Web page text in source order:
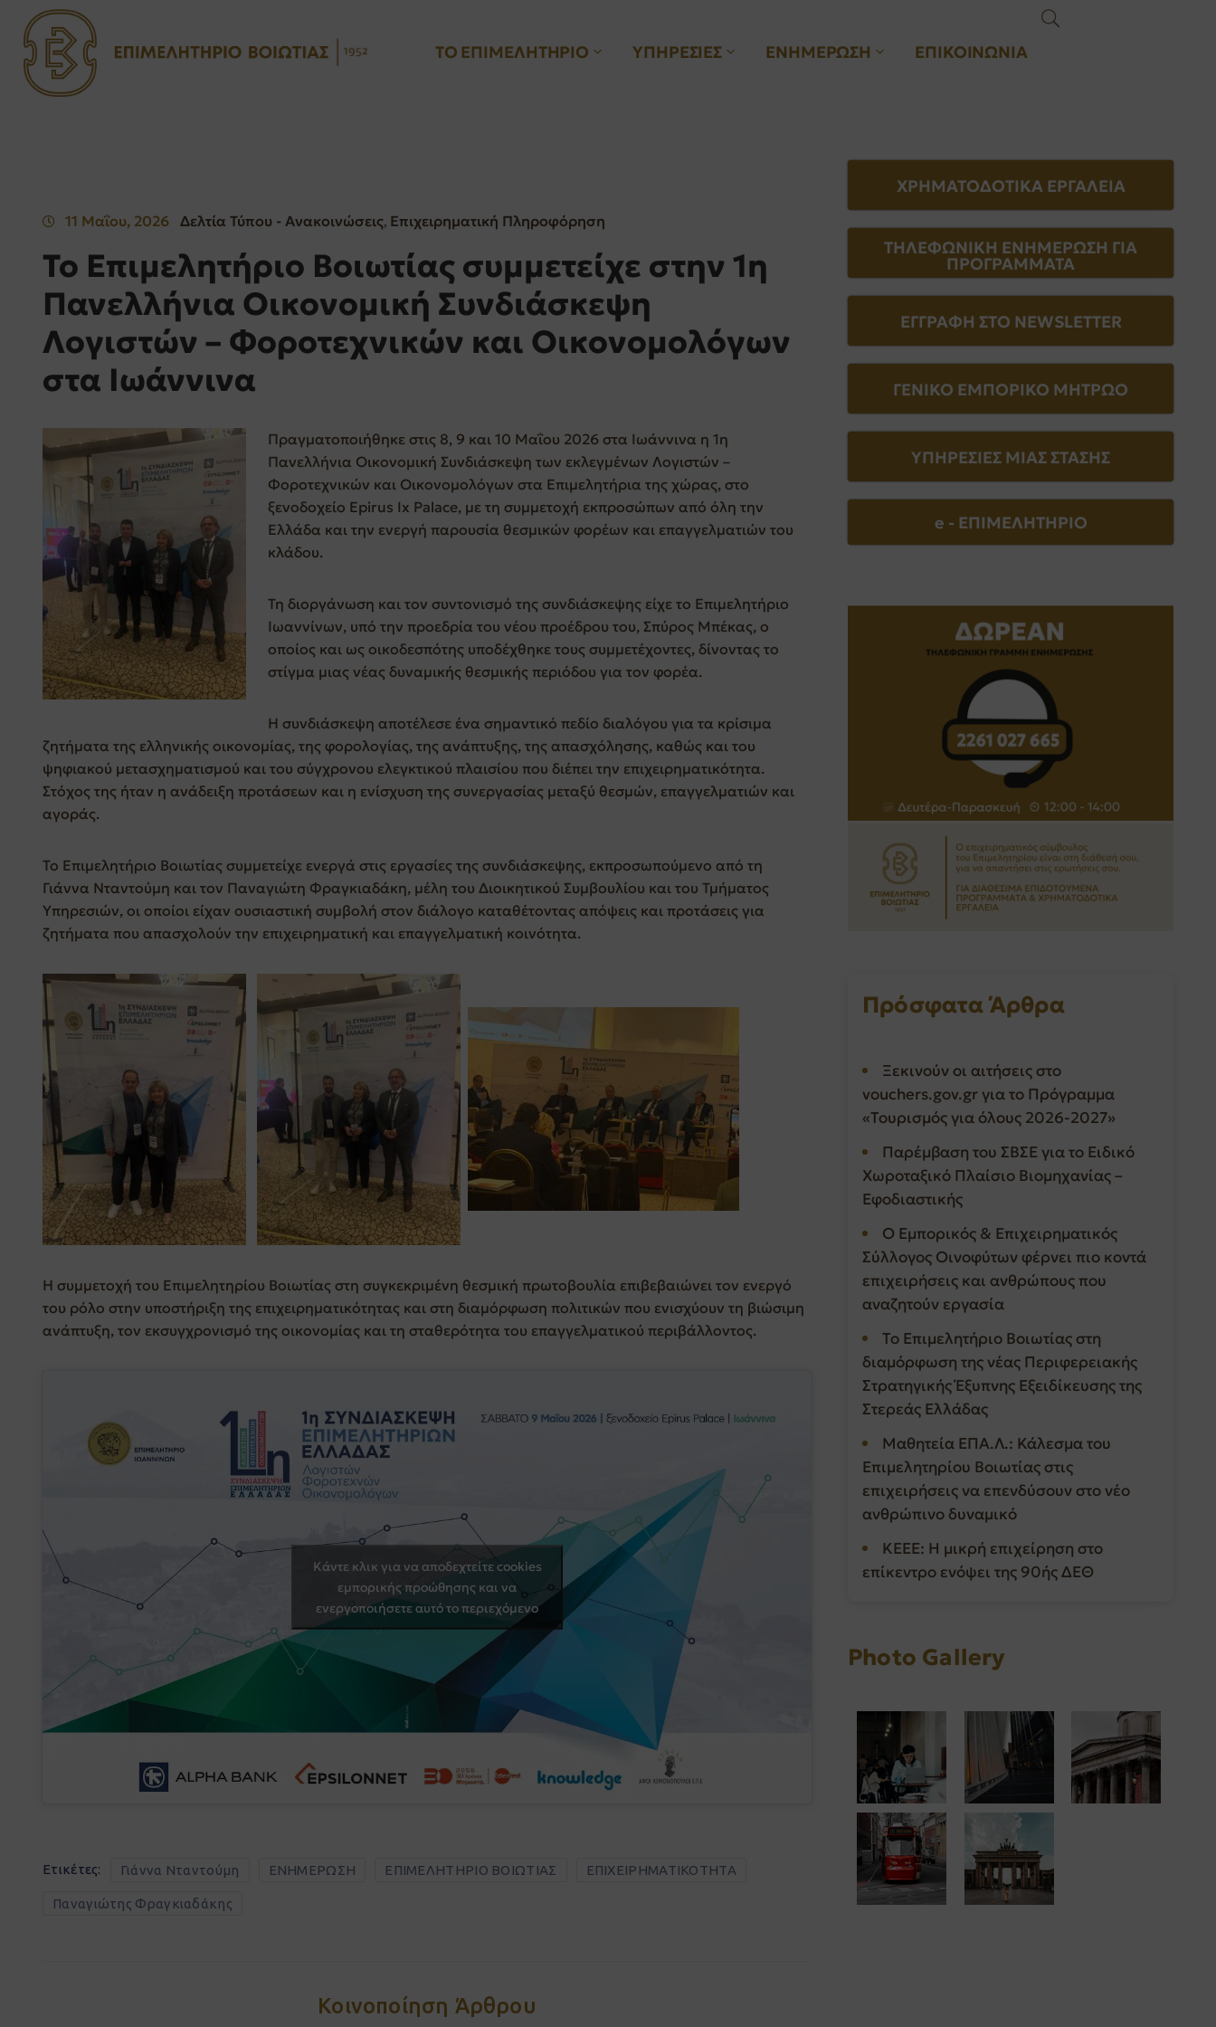
ΤΟ ΕΠΙΜΕΛΗΤΗΡΙΟ ΥΠΗΡΕΣΙΕΣ ΕΝΗΜΕΡΩΣΗ ΕΠΙΚΟΙΝΩΝΙΑ
11 Μαΐου, 2026 Δελτία Τύπου - Ανακοινώσεις‚ Επιχειρηματική Πληροφόρηση
Το Επιμελητήριο Βοιωτίας συμμετείχε στην 1η
Πανελλήνια Οικονομική Συνδιάσκεψη
Λογιστών – Φοροτεχνικών και Οικονομολόγων
στα Ιωάννινα
Πραγματοποιήθηκε στις 8, 9 και 10 Μαΐου 2026 στα Ιωάννινα η 1η
Πανελλήνια Οικονομική Συνδιάσκεψη των εκλεγμένων Λογιστών –
Φοροτεχνικών και Οικονομολόγων στα Επιμελητήρια της χώρας, στο
ξενοδοχείο Epirus Ix Palace, με τη συμμετοχή εκπροσώπων από όλη την
Ελλάδα και την ενεργή παρουσία θεσμικών φορέων και επαγγελματιών του
κλάδου.
Τη διοργάνωση και τον συντονισμό της συνδιάσκεψης είχε το Επιμελητήριο
Ιωαννίνων, υπό την προεδρία του νέου προέδρου του, Σπύρος Μπέκας, ο
οποίος και ως οικοδεσπότης υποδέχθηκε τους συμμετέχοντες, δίνοντας το
στίγμα μιας νέας δυναμικής θεσμικής περιόδου για τον φορέα.
Η συνδιάσκεψη αποτέλεσε ένα σημαντικό πεδίο διαλόγου για τα κρίσιμα
ζητήματα της ελληνικής οικονομίας, της φορολογίας, της ανάπτυξης, της απασχόλησης, καθώς και του
ψηφιακού μετασχηματισμού και του σύγχρονου ελεγκτικού πλαισίου που διέπει την επιχειρηματικότητα.
Στόχος της ήταν η ανάδειξη προτάσεων και η ενίσχυση της συνεργασίας μεταξύ θεσμών, επαγγελματιών και
αγοράς.
Το Επιμελητήριο Βοιωτίας συμμετείχε ενεργά στις εργασίες της συνδιάσκεψης, εκπροσωπούμενο από τη
Γιάννα Νταντούμη και τον Παναγιώτη Φραγκιαδάκη, μέλη του Διοικητικού Συμβουλίου και του Τμήματος
Υπηρεσιών, οι οποίοι είχαν ουσιαστική συμβολή στον διάλογο καταθέτοντας απόψεις και προτάσεις για
ζητήματα που απασχολούν την επιχειρηματική και επαγγελματική κοινότητα.
Η συμμετοχή του Επιμελητηρίου Βοιωτίας στη συγκεκριμένη θεσμική πρωτοβουλία επιβεβαιώνει τον ενεργό
του ρόλο στην υποστήριξη της επιχειρηματικότητας και στη διαμόρφωση πολιτικών που ενισχύουν τη βιώσιμη
ανάπτυξη, τον εκσυγχρονισμό της οικονομίας και τη σταθερότητα του επαγγελματικού περιβάλλοντος.
Κάντε κλικ για να αποδεχτείτε cookies
εμπορικής προώθησης και να
ενεργοποιήσετε αυτό το περιεχόμενο
Ετικέτες: Γιάννα Νταντούμη ΕΝΗΜΕΡΩΣΗ ΕΠΙΜΕΛΗΤΗΡΙΟ ΒΟΙΩΤΙΑΣ ΕΠΙΧΕΙΡΗΜΑΤΙΚΟΤΗΤΑ
Παναγιώτης Φραγκιαδάκης
Κοινοποίηση Άρθρου
ΧΡΗΜΑΤΟΔΟΤΙΚΑ ΕΡΓΑΛΕΙΑ
ΤΗΛΕΦΩΝΙΚΗ ΕΝΗΜΕΡΩΣΗ ΓΙΑ
ΠΡΟΓΡΑΜΜΑΤΑ
ΕΓΓΡΑΦΗ ΣΤΟ NEWSLETTER
ΓΕΝΙΚΟ ΕΜΠΟΡΙΚΟ ΜΗΤΡΩΟ
ΥΠΗΡΕΣΙΕΣ ΜΙΑΣ ΣΤΑΣΗΣ
e - EΠΙΜΕΛΗΤΗΡΙΟ
Πρόσφατα Άρθρα
Ξεκινούν οι αιτήσεις στο
vouchers.gov.gr για το Πρόγραμμα
«Τουρισμός για όλους 2026-2027»
Παρέμβαση του ΣΒΣΕ για το Ειδικό
Χωροταξικό Πλαίσιο Βιομηχανίας –
Εφοδιαστικής
Ο Εμπορικός & Επιχειρηματικός
Σύλλογος Οινοφύτων φέρνει πιο κοντά
επιχειρήσεις και ανθρώπους που
αναζητούν εργασία
Το Επιμελητήριο Βοιωτίας στη
διαμόρφωση της νέας Περιφερειακής
Στρατηγικής Έξυπνης Εξειδίκευσης της
Στερεάς Ελλάδας
Μαθητεία ΕΠΑ.Λ.: Κάλεσμα του
Επιμελητηρίου Βοιωτίας στις
επιχειρήσεις να επενδύσουν στο νέο
ανθρώπινο δυναμικό
ΚΕΕΕ: Η μικρή επιχείρηση στο
επίκεντρο ενόψει της 90ής ΔΕΘ
Photo Gallery